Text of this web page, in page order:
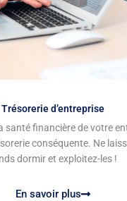
Trésorerie d’entreprise
santé financière de votre
conséquente. Ne
dormir et exploitez-les !
En savoir plus